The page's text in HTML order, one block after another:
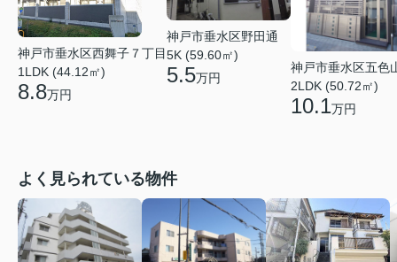
神戸市垂水区西舞子７丁目
1LDK (44.12㎡)
8.8万円
神戸市垂水区野田通
5K (59.60㎡)
5.5万円
神戸市垂水区五色
2LDK (50.72㎡)
10.1万円
よく見られている物件